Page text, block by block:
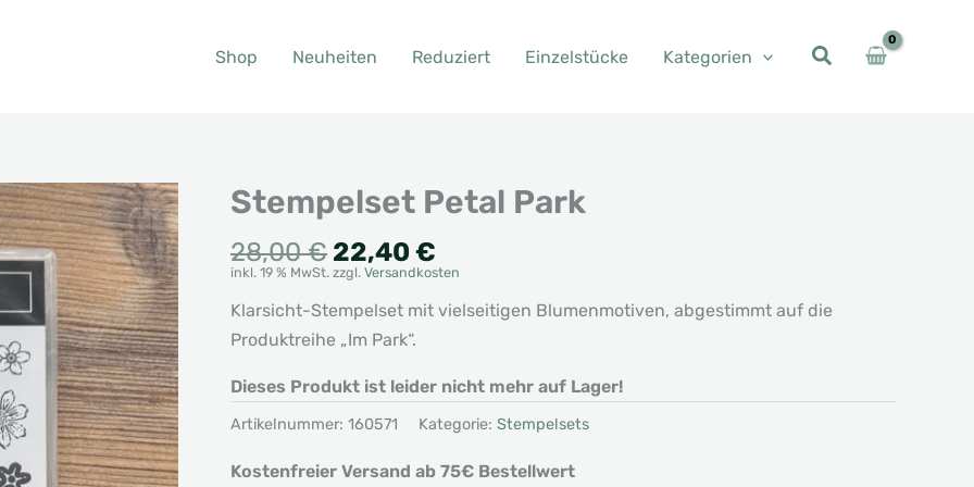
Shop Neuheiten Reduziert Einzelstücke Kategorien
Stempelset Petal Park
28,00€ Ursprünglicher
Preis
war:
28,00 €
22,40 €
Preis
ist:
inkl. 19 % MwSt. zzgl. Versandkosten
Klarsicht-Stempelset mit vielseitigen Blumenmotiven, abgestimmt auf die
Produktreihe „Im Park“.
Dieses Produkt ist leider nicht mehr auf Lager!
Artikelnummer: 160571 Kategorie: Stempelsets
Kostenfreier Versand ab 75€ Bestellwert